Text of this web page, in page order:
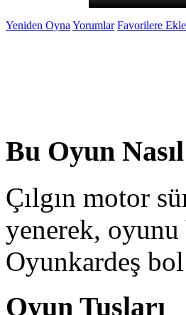
Yeniden Oyna Yorumlar Favorilere Ekle
Bu Oyun
Çılgın motor
yenerek,
Oyunkardeş
Oyun Tuşları